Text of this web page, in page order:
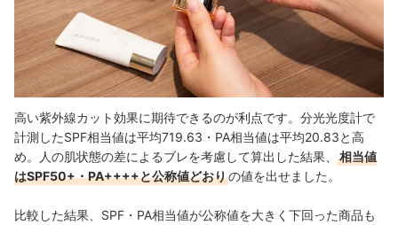
高い紫外線カット効果に期待できるのが利点です。分光光度計で
計測したSPF相当値は平均719.63・PA相当値は平均20.83と高
め。人の肌状態の差によるブレを考慮して算出した結果、
相当値
はSPF50+・PA++++と公称値どおりの値を出せました。
比較した結果、SPF・PA相当値が公称値を大きく下回った商品も